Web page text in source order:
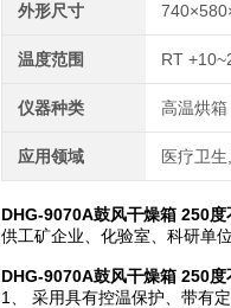
外形尺寸
温度范围 RT
仪器种类 高温烘箱
应用领域 医疗卫
DHG-9070A鼓风干燥箱 250
供工矿企业、化验室、科研单
DHG-9070A鼓风干燥箱 250
1、 采用具有控温保护、带有